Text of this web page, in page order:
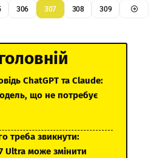
306 307 308 309
ChatGPT та Claude:
що не потребує
треба звикнути:
Ultra може змінити